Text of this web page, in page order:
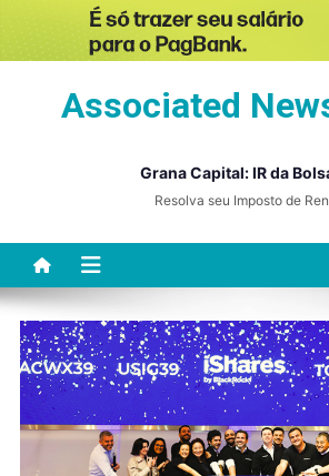
Associated
Grana Capital: IR da
Resolva seu Imposto de